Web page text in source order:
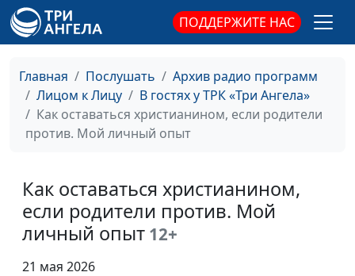
ПОДДЕРЖИТЕ НАС
Главная Послушать
Архив радио программ
Лицом к Лицу
В гостях у ТРК «Три Ангела»
Как оставаться христианином, если родители
против. Мой личный опыт
Как оставаться христианином,
если родители против. Мой
личный опыт 12+
21 мая 2026